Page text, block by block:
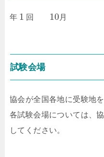
年 1 回 10 月
試験会場
協会が全国各地に受験地
各試験会場については、
してください。